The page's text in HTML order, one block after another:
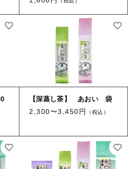
【深蒸し茶】 あおい 袋
2,300〜3,450円
（税込）
・贈答箱・その他
茶缶・贈答箱・その他